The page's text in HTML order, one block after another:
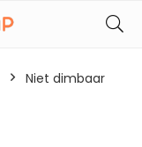
‎Niet dimbaar